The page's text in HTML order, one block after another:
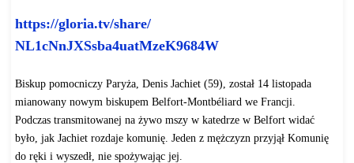
https://gloria.tv/share/
NL1cNnJXSsba4uatMzeK9684W
Biskup pomocniczy Paryża, Denis Jachiet (59), został 14 listopada
mianowany nowym biskupem Belfort-Montbéliard we Francji.
Podczas transmitowanej na żywo mszy w katedrze w Belfort widać
było, jak Jachiet rozdaje komunię. Jeden z mężczyzn przyjął Komunię
do ręki i wyszedł, nie spożywając jej.